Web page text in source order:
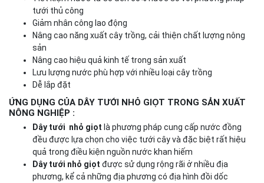
tưới thủ công
Giảm nhân công lao động
Nâng cao năng xuất cây trồng, cải thiện chất lượng nông
sản
Nâng cao hiệu quả kinh tế trong sản xuất
Lưu lượng nước phù hợp với nhiều loại cây trồng
Dễ lắp đặt
ỨNG DỤNG CỦA DÂY TƯỚI NHỎ GIỌT TRONG SẢN XUẤT
NÔNG NGHIỆP :
Dây tưới nhỏ giọt là phương pháp cung cấp nước đồng
đều được lựa chọn cho việc tưới cây và đặc biệt rất hiệu
quả trong điều kiện nguồn nước khan hiếm
Dây tưới nhỏ giọt được sử dụng rộng rãi ở nhiều địa
phương, kể cả những địa phương có địa hình đồi dốc